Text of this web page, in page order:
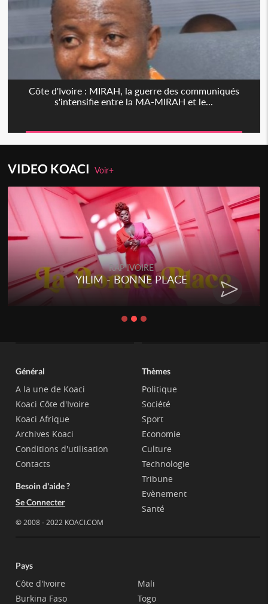
Côte d'Ivoire : MIRAH, la guerre des communiqués
s'intensifie entre la MA-MIRAH et le...
VIDEO KOACIVoir+
RAP IVOIRE
YILIM - BONNE PLACE
Général
A la une de Koaci
Koaci Côte d'Ivoire
Koaci Afrique
Archives Koaci
Conditions d'utilisation
Contacts
Besoin d'aide ?
Se Connecter
© 2008 - 2022 KOACI.COM
Thèmes
Politique
Société
Sport
Economie
Culture
Technologie
Tribune
Evènement
Santé
Pays
Côte d'Ivoire
Burkina Faso
Mali
Togo